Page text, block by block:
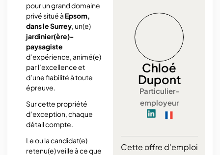
pour un grand domaine
privé situé à Epsom,
dans le Surrey, un(e)
jardinier(ère)-
paysagiste
d’expérience, animé(e)
par l’excellence et
d’une fiabilité à toute
épreuve.
Sur cette propriété
d’exception, chaque
détail compte.
Le ou la candidat(e)
retenu(e) veille à ce que
Chloé
Dupont
Particulier-
employeur
Cette offre d'emploi